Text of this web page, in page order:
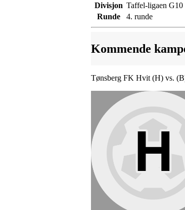
Divisjon Taffel-ligaen
Runde
4. runde
Kommende
Tønsberg FK Hvit (H) vs.